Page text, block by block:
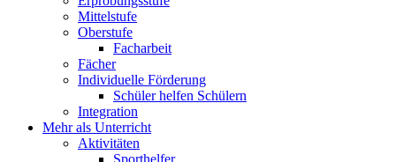
Mittelstufe
Oberstufe
Facharbeit
Fächer
Individuelle Förderung
Schüler helfen Schülern
Integration
Mehr als Unterricht
Aktivitäten
Sporthelfer